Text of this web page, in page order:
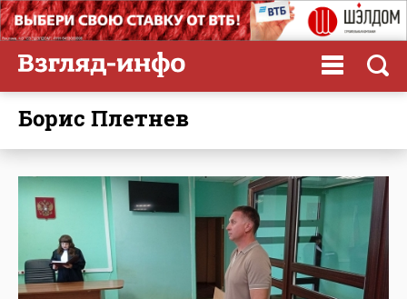
Борис Плетнев